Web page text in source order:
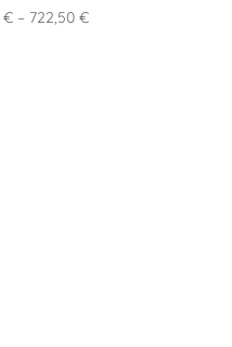
€ – 722,50 €Hintaluokka: